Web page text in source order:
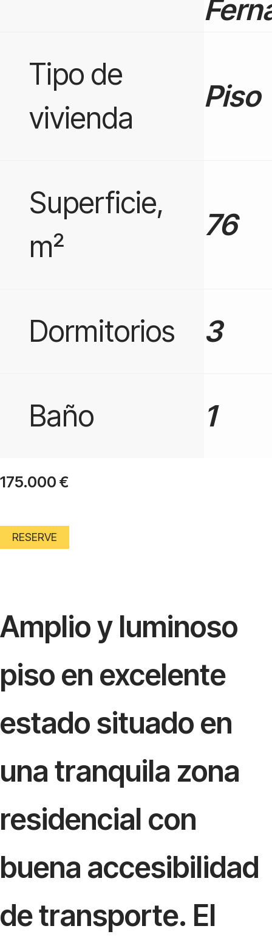
Tipo de
vivienda
Piso
Superficie,
m²
76
Dormitorios 3
Baño 1
175.000 €
RESERVE
Amplio y luminoso
piso en excelente
estado situado en
una tranquila zona
residencial con
buena accesibilidad
de transporte. El